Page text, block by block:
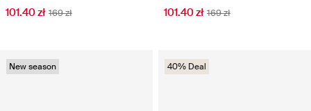
101.40 zł 169 zł 101.40 zł 169 zł
New season 40% Deal